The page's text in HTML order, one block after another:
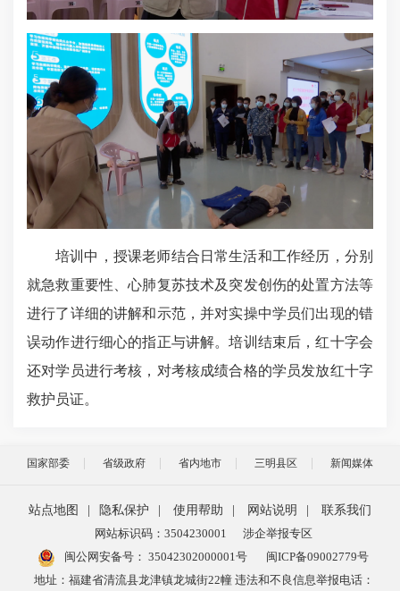
培训中，授课老师结合日常生活和工作经历，分别
就急救重要性、心肺复苏技术及突发创伤的处置方法等
进行了详细的讲解和示范，并对实操中学员们出现的错
误动作进行细心的指正与讲解。培训结束后，红十字会
还对学员进行考核，对考核成绩合格的学员发放红十字
救护员证。
国家部委 省级政府 省内地市 三明县区 新闻媒体
站点地图 隐私保护 使用帮助 网站说明
联系我们
网站标识码：3504230001
涉企举报专区
闽公网安备号： 35042302000001号
闽ICP备09002779号
地址：福建省清流县龙津镇龙城街22幢 违法和不良信息举报电话：